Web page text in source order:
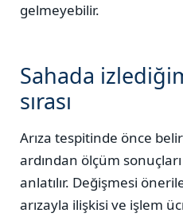
gelmeyebilir.
Sahada
sırası
Arıza tespitinde önce
ardından ölçüm sonuçları
anlatılır. Değişmesi
arızayla ilişkisi ve işlem